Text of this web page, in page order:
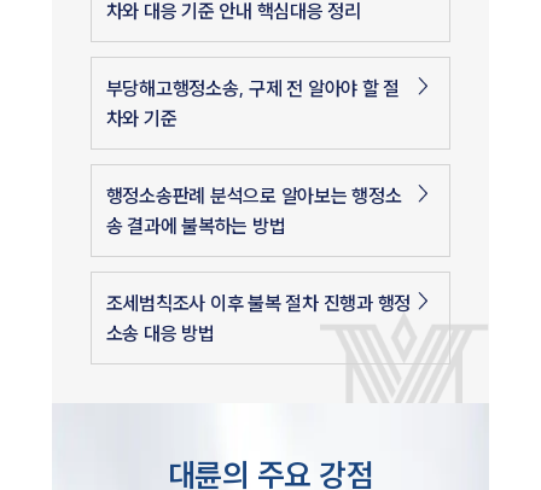
차와 대응 기준 안내 핵심대응 정리
부당해고행정소송, 구제 전 알아야 할 절
차와 기준
행정소송판례 분석으로 알아보는 행정소
송 결과에 불복하는 방법
조세범칙조사 이후 불복 절차 진행과 행정
소송 대응 방법
대륜의 주요 강점